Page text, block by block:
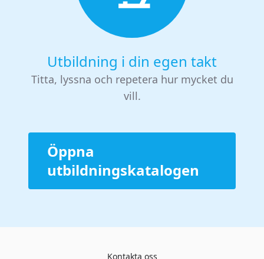
Utbildning i din egen takt
Titta, lyssna och repetera hur mycket du
vill.
Öppna
utbildningskatalogen
Kontakta oss